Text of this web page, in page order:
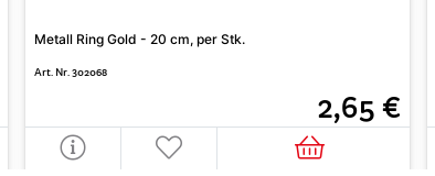
Metall Ring Gold - 20 cm, per Stk.
Art. Nr. 302068
2,65 €